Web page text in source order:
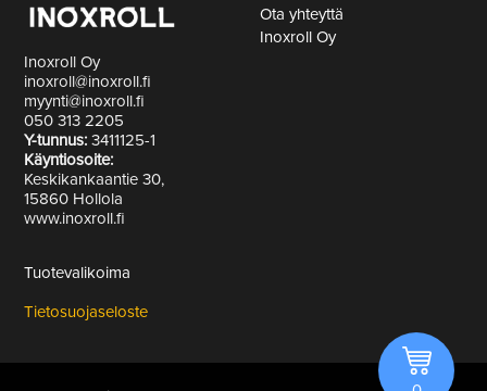
Inoxroll Oy
inoxroll@inoxroll.fi
myynti@inoxroll.fi
050 313 2205
Y-tunnus:3411125-1
Käyntiosoite:
Keskikankaantie 30,
15860 Hollola
www.inoxroll.fi
Ota yhteyttä
Inoxroll Oy
Tuotevalikoima
Tietosuojaseloste